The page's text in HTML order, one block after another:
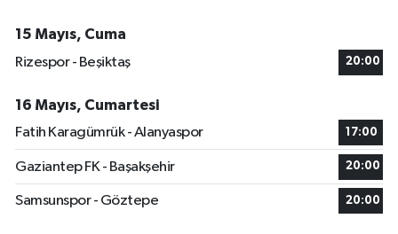
15 Mayıs, Cuma
Rizespor - Beşiktaş
20:00
16 Mayıs, Cumartesi
Fatih Karagümrük - Alanyaspor
17:00
Gaziantep FK - Başakşehir 20:00
Samsunspor - Göztepe 20:00